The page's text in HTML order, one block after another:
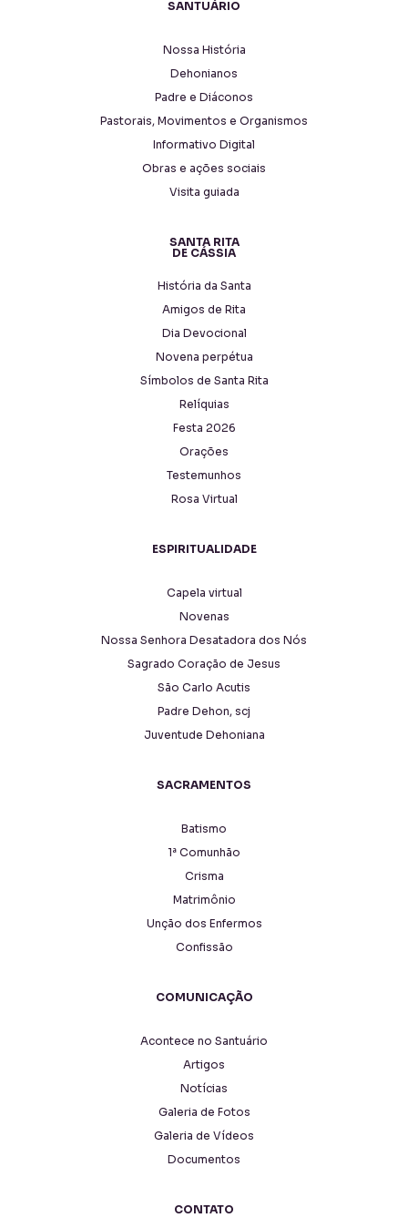
SANTUÁRIO
Nossa História
Dehonianos
Padre e Diáconos
Pastorais, Movimentos e Organismos
Informativo Digital
Obras e ações sociais
Visita guiada
SANTA RITA
DE CÁSSIA
História da Santa
Amigos de Rita
Dia Devocional
Novena perpétua
Símbolos de Santa Rita
Relíquias
Festa 2026
Orações
Testemunhos
Rosa Virtual
ESPIRITUALIDADE
Capela virtual
Novenas
Nossa Senhora Desatadora dos Nós
Sagrado Coração de Jesus
São Carlo Acutis
Padre Dehon, scj
Juventude Dehoniana
SACRAMENTOS
Batismo
1ª Comunhão
Crisma
Matrimônio
Unção dos Enfermos
Confissão
COMUNICAÇÃO
Acontece no Santuário
Artigos
Notícias
Galeria de Fotos
Galeria de Vídeos
Documentos
CONTATO